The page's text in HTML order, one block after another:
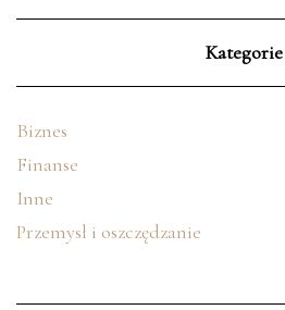
Kategorie
Biznes
Finanse
Inne
Przemysł i oszczędzanie